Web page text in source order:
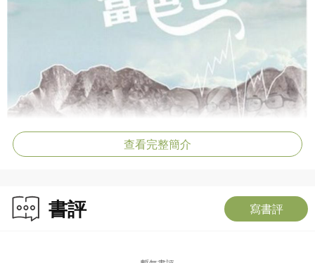
查看完整簡介
書評 寫書評